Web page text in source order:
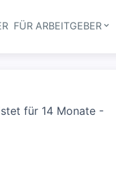
FÜR ARBEITGEBER
für 14 Monate -